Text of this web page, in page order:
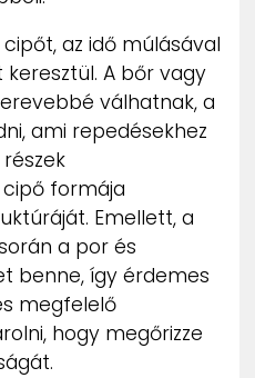
az idő múlásával
A bőr vagy
válhatnak, a
ami repedésekhez
formája
Emellett, a
a por és
benne, így érdemes
megfelelő
hogy megőrizze